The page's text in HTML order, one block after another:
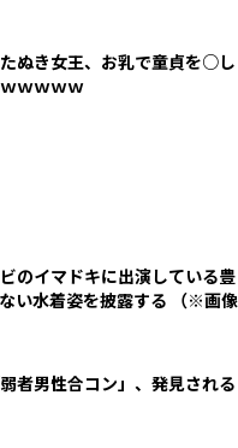
たぬき女王、お乳で童貞を○し
ｗｗｗｗ
のイマドキに出演している豊
い水着姿を披露する （※画像
者男性合コン」、発見される